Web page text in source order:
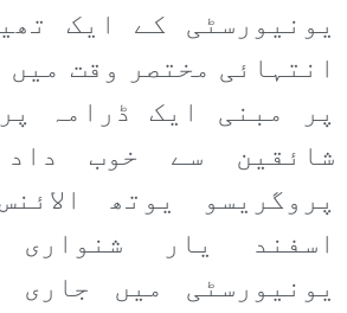
یونیورسٹی کے ایک
انتہائی مختصر وقت
پر مبنی ایک ڈرامہ
شائقین سے خوب
پروگریسو یوتھ
اسفند یار
یونیورسٹی میں جاری